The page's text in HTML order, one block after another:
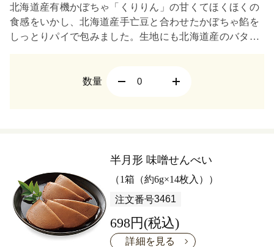
北海道産有機かぼちゃ「くりりん」の甘くてほくほくの
食感をいかし、北海道産手亡豆と合わせたかぼちゃ餡を
しっとりパイで包みました。生地にも北海道産のバター
数量
半月形 味噌せんべい
（1箱（約6g×14枚入））
注文番号3461
698円(税込)
詳細を見る